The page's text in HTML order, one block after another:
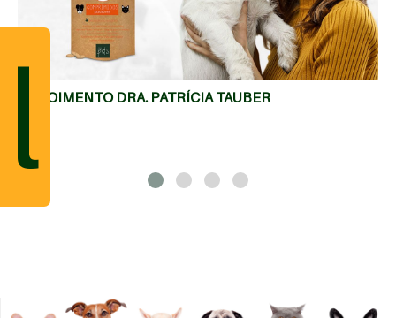
DEPOIMENTO DRA. PATRÍCIA TAUBER